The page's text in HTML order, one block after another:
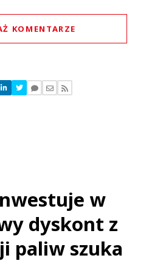
KOMENTARZE
komentarzy
swoje komentarze
w
dyskont z
paliw szuka